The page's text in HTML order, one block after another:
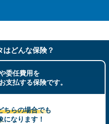
はどんな保険？
委任費用を
支払する保険です。
ちらの場合でも
になります！